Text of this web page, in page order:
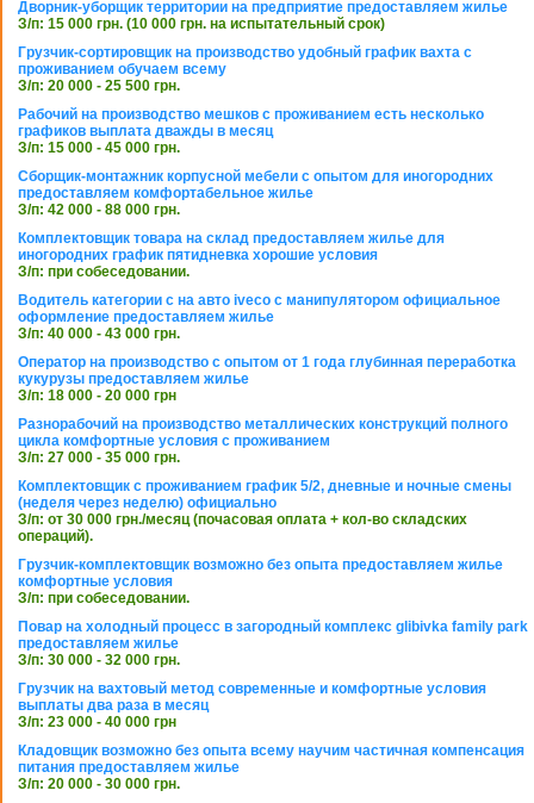
Дворник-уборщик территории на предприятие предоставляем жилье
З/п: 15 000 грн. (10 000 грн. на испытательный срок)
Грузчик-сортировщик на производство удобный график вахта с
проживанием обучаем всему
З/п: 20 000 - 25 500 грн.
Рабочий на производство мешков с проживанием есть несколько
графиков выплата дважды в месяц
З/п: 15 000 - 45 000 грн.
Сборщик-монтажник корпусной мебели с опытом для иногородних
предоставляем комфортабельное жилье
З/п: 42 000 - 88 000 грн.
Комплектовщик товара на склад предоставляем жилье для
иногородних график пятидневка хорошие условия
З/п: при собеседовании.
Водитель категории с на авто iveco с манипулятором официальное
оформление предоставляем жилье
З/п: 40 000 - 43 000 грн.
Оператор на производство с опытом от 1 года глубинная переработка
кукурузы предоставляем жилье
З/п: 18 000 - 20 000 грн
Разнорабочий на производство металлических конструкций полного
цикла комфортные условия с проживанием
З/п: 27 000 - 35 000 грн.
Комплектовщик с проживанием график 5/2, дневные и ночные смены
(неделя через неделю) официально
З/п: от 30 000 грн./месяц (почасовая оплата + кол-во складских
операций).
Грузчик-комплектовщик возможно без опыта предоставляем жилье
комфортные условия
З/п: при собеседовании.
Повар на холодный процесс в загородный комплекс glibivka family park
предоставляем жилье
З/п: 30 000 - 32 000 грн.
Грузчик на вахтовый метод современные и комфортные условия
выплаты два раза в месяц
З/п: 23 000 - 40 000 грн
Кладовщик возможно без опыта всему научим частичная компенсация
питания предоставляем жилье
З/п: 20 000 - 30 000 грн.